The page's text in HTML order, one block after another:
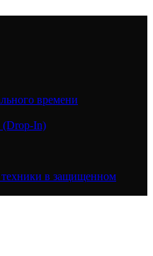
времени
(Drop-In)
техники в защищенном